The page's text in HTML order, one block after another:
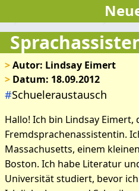
>Autor: Lindsay Eimert
> Datum: 18.09.2012
#Schueleraustausch
Hallo! Ich bin Lindsay Eimert,
Fremdsprachenassistentin.
Massachusetts, einem
Boston. Ich habe Literatur
Universität studiert, bevor